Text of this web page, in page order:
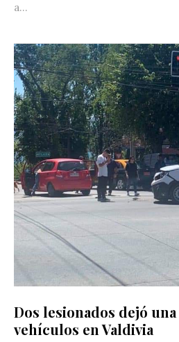
a...
Dos lesionados dejó
vehículos en Valdivia